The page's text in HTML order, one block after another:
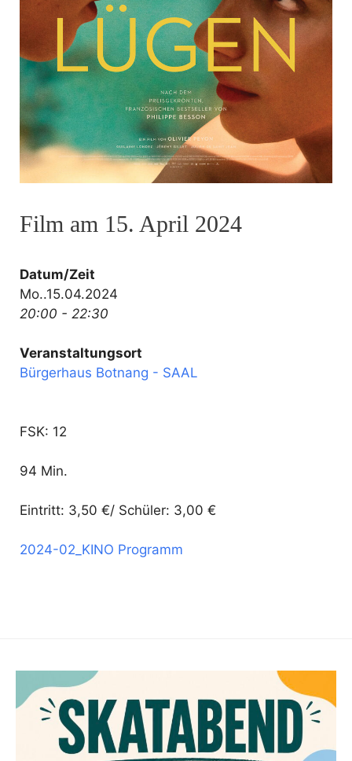
Film am 15. April 2024
Datum/Zeit
Mo..15.04.2024
20:00 - 22:30
Veranstaltungsort
Bürgerhaus Botnang - SAAL
FSK: 12
94 Min.
Eintritt: 3,50 €/ Schüler: 3,00 €
2024-02_KINO Programm